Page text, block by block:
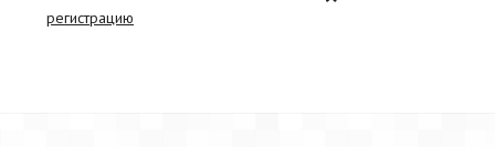
регистрацию